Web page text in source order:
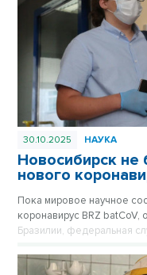
30.10.2025 НАУКА
Новосибирск не
нового
Пока мировое научное
коронавирус BRZ
Бразилии, федеральная
оперативном контроле.